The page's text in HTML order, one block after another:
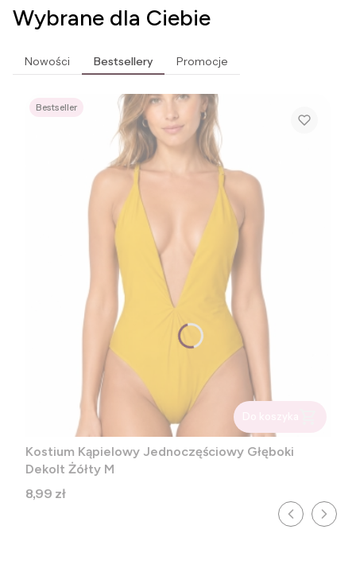
Wybrane dla Ciebie
Nowości Bestsellery Promocje
Bestseller
Kostium Kąpielowy Jednoczęściowy Głęboki
Dekolt Żółty M
Cena
8,99 zł